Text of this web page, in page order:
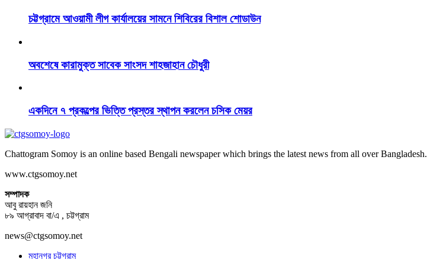
চট্টগ্রামে আওয়ামী লীগ কার্যালয়ের সামনে শিবিরের বিশাল শোডাউন
অবশেষে কারামুক্ত সাবেক সাংসদ শাহজাহান চৌধুরী
একদিনে ৭ প্রকল্পের ভিত্তি প্রস্তর স্থাপন করলেন চসিক মেয়র
Chattogram Somoy is an online based Bengali newspaper which brings the latest news from all over Bangladesh.
www.ctgsomoy.net
সম্পাদক
আবু রায়হান জনি
৮৯ আগ্রাবাদ বা/এ , চট্টগ্রাম
news@ctgsomoy.net
মহানগর চট্টগ্রাম